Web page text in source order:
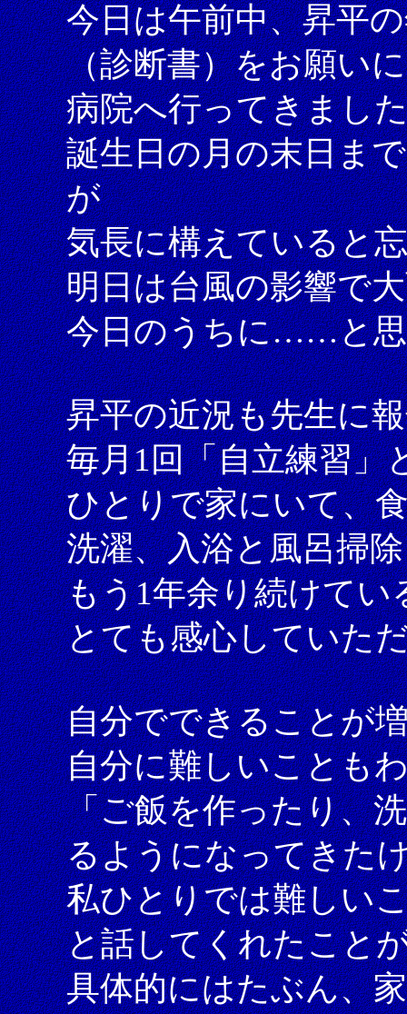
今日は午前中、昇平
（診断書）をお願いに
病院へ行ってきまし
誕生日の月の末日ま
が
気長に構えていると
明日は台風の影響で
今日のうちに……と思
昇平の近況も先生に
毎月1回「自立練習」
ひとりで家にいて、
洗濯、入浴と風呂掃
もう1年余り続けてい
とても感心していた
自分でできることが
自分に難しいことも
「ご飯を作ったり、
るようになってきた
私ひとりでは難しい
と話してくれたこと
具体的にはたぶん、